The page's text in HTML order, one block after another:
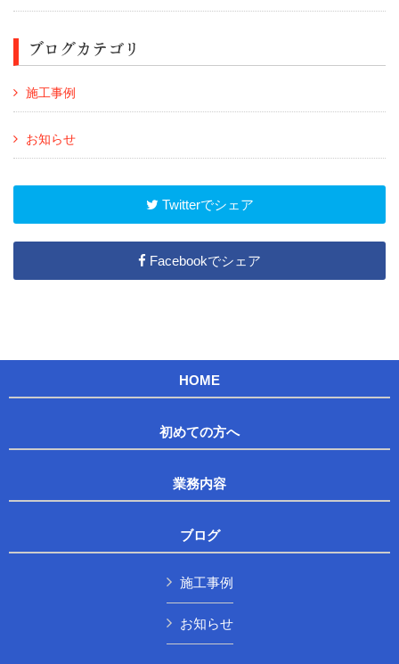
ブログカテゴリ
施工事例
お知らせ
Twitterでシェア
Facebookでシェア
HOME
初めての方へ
業務内容
ブログ
施工事例
お知らせ